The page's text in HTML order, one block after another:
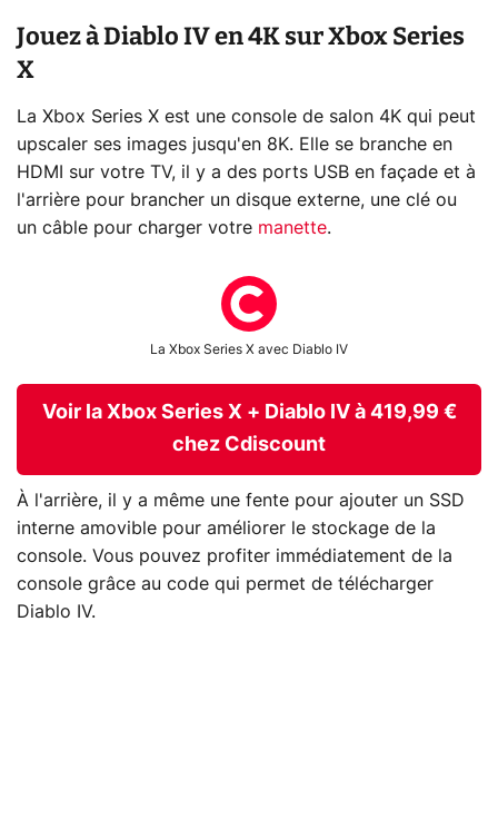
Jouez à Diablo IV en 4K sur Xbox Series
X
La Xbox Series X est une console de salon 4K qui peut
upscaler ses images jusqu'en 8K. Elle se branche en
HDMI sur votre TV, il y a des ports USB en façade et à
l'arrière pour brancher un disque externe, une clé ou
un câble pour charger votre manette.
La Xbox Series X avec Diablo IV
Voir la Xbox Series X + Diablo IV à 419,99 €
chez Cdiscount
À l'arrière, il y a même une fente pour ajouter un SSD
interne amovible pour améliorer le stockage de la
console. Vous pouvez profiter immédiatement de la
console grâce au code qui permet de télécharger
Diablo IV.